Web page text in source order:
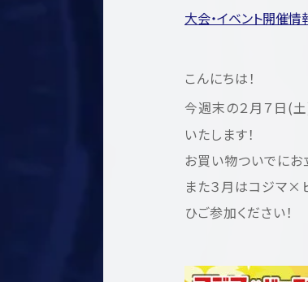
大会・イベント開催情
こんにちは！
今週末の２月７日(
いたします！
お買い物ついでにお
また３月はコジマ×
ひご参加ください！